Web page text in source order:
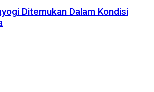
Ditemukan Dalam Kondisi